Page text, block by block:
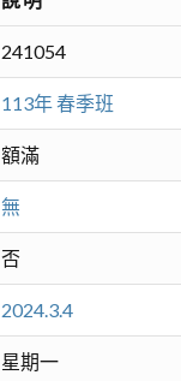
241054
113年 春季班
額滿
無
否
2024.3.4
星期一